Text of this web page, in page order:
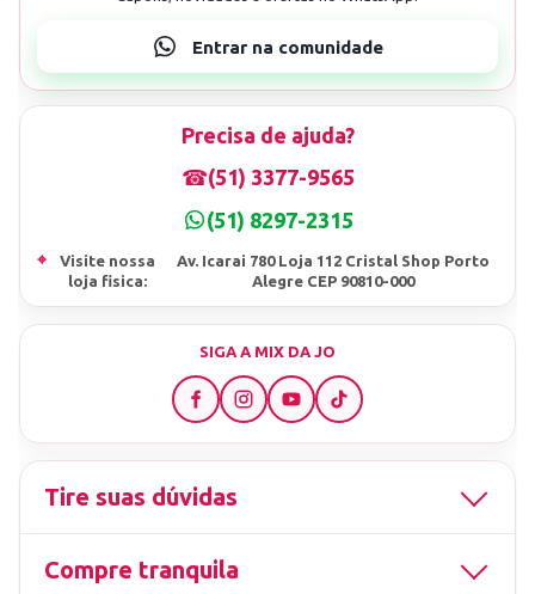
Precisa de ajuda?
☎(51) 3377-9565
(51) 8297-2315
⌖
Visite nossa
loja fisica:
Av. Icarai 780 Loja 112 Cristal Shop Porto
Alegre CEP 90810-000
SIGA A MIX DA JO
Tire suas dúvidas
Compre tranquila